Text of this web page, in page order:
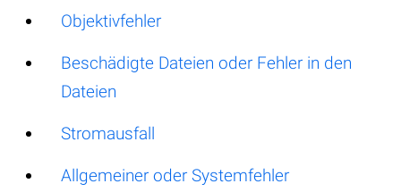
Objektivfehler
Beschädigte Dateien oder Fehler in den
Dateien
Stromausfall
Allgemeiner oder Systemfehler